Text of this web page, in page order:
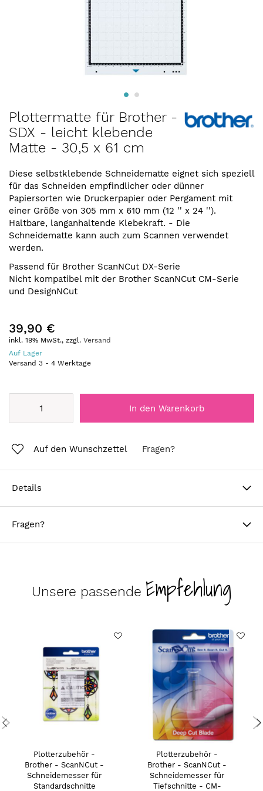
Zum
Anfang
der
Bildergalerie
Plottermatte für Brother -
SDX - leicht klebende
Matte - 30,5 x 61 cm
Diese selbstklebende Schneidematte eignet sich speziell
für das Schneiden empfindlicher oder dünner
Papiersorten wie Druckerpapier oder Pergament mit
einer Größe von 305 mm x 610 mm (12 '' x 24 '').
Haltbare, langanhaltende Klebekraft. - Die
Schneidematte kann auch zum Scannen verwendet
werden.
Passend für Brother ScanNCut DX-Serie
Nicht kompatibel mit der Brother ScanNCut CM-Serie
und DesignNCut
39,90 €
inkl. 19% MwSt., zzgl. Versand
Auf Lager
Versand 3 - 4 Werktage
In den Warenkorb
Auf den Wunschzettel Fragen?
Details
Fragen?
Unsere passende Empfehlung
Plotterzubehör -
Brother - ScanNCut -
Schneidemesser für
Standardschnitte
Plotterzubehör -
Brother - ScanNCut -
Schneidemesser für
Tiefschnitte - CM-